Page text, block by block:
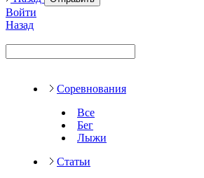
Войти
Назад
Соревнования
Все
Бег
Лыжи
Статьи